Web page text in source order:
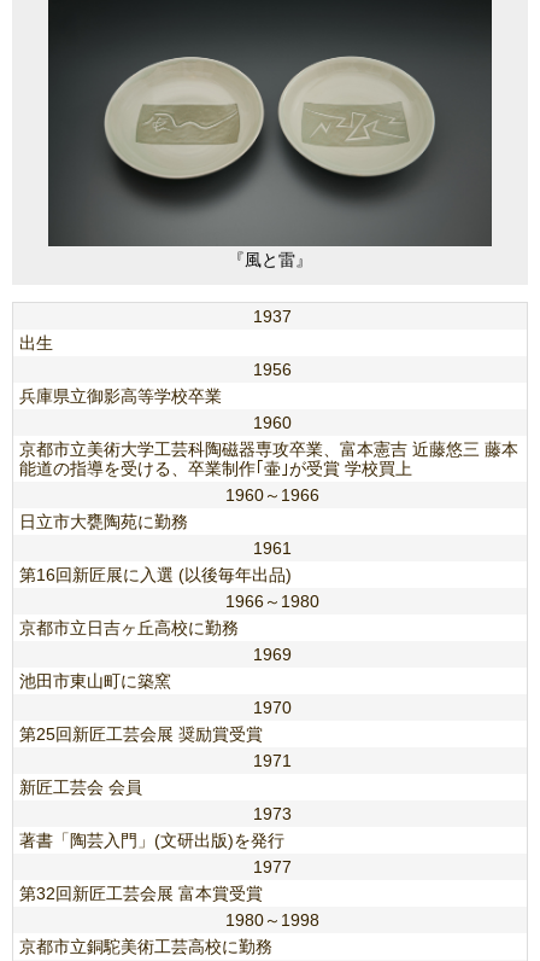
『風と雷』
1937
出生
1956
兵庫県立御影高等学校卒業
1960
京都市立美術大学工芸科陶磁器専攻卒業、富本憲吉 近藤悠三 藤本
能道の指導を受ける、卒業制作｢壷｣が受賞 学校買上
1960～1966
日立市大甕陶苑に勤務
1961
第16回新匠展に入選 (以後毎年出品)
1966～1980
京都市立日吉ヶ丘高校に勤務
1969
池田市東山町に築窯
1970
第25回新匠工芸会展 奨励賞受賞
1971
新匠工芸会 会員
1973
著書「陶芸入門」(文研出版)を発行
1977
第32回新匠工芸会展 富本賞受賞
1980～1998
京都市立銅駝美術工芸高校に勤務